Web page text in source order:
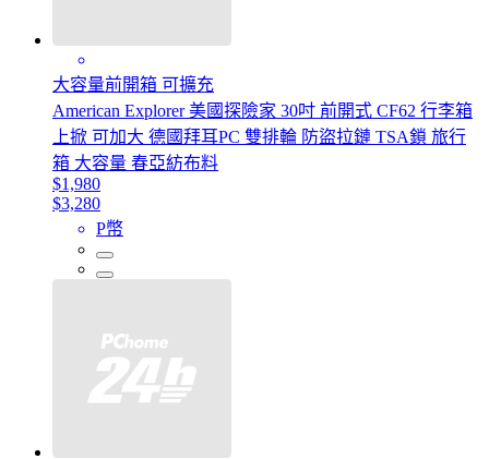
大容量前開箱 可擴充
American Explorer 美國探險家 30吋 前開式 CF62 行李箱
上掀 可加大 德國拜耳PC 雙排輪 防盜拉鏈 TSA鎖 旅行
箱 大容量 春亞紡布料
$1,980
$3,280
P幣